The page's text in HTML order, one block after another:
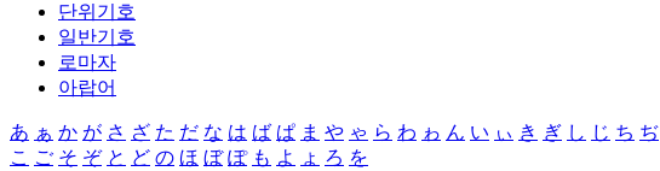
단위기호
일반기호
로마자
아랍어
あ ぁ か が さ ざ た だ な は ば ぱ ま や ゃ ら わ ゎ ん い ぃ き ぎ し じ ち ぢ
こ ご そ ぞ と ど の ほ ぼ ぽ も よ ょ ろ を